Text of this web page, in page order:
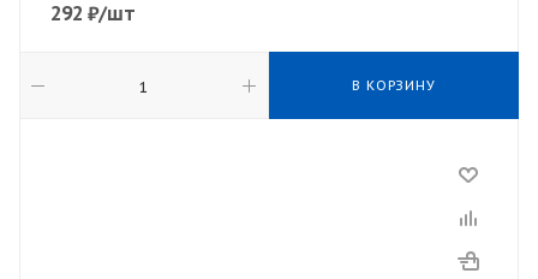
292 ₽/шт
В КОРЗИНУ